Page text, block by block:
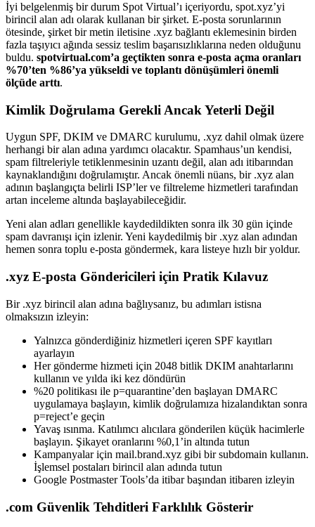
İyi belgelenmiş bir durum Spot Virtual’ı içeriyordu, spot.xyz’yi
birincil alan adı olarak kullanan bir şirket. E-posta sorunlarının
ötesinde, şirket bir metin iletisine .xyz bağlantı eklemesinin birden
fazla taşıyıcı ağında sessiz teslim başarısızlıklarına neden olduğunu
buldu. spotvirtual.com’a geçtikten sonra e-posta açma oranları
%70’ten %86’ya yükseldi ve toplantı dönüşümleri önemli
ölçüde arttı.
Kimlik Doğrulama Gerekli Ancak Yeterli Değil
Uygun SPF, DKIM ve DMARC kurulumu, .xyz dahil olmak üzere
herhangi bir alan adına yardımcı olacaktır. Spamhaus’un kendisi,
spam filtreleriyle tetiklenmesinin uzantı değil, alan adı itibarından
kaynaklandığını doğrulamıştır. Ancak önemli nüans, bir .xyz alan
adının başlangıçta belirli ISP’ler ve filtreleme hizmetleri tarafından
artan inceleme altında başlayabileceğidir.
Yeni alan adları genellikle kaydedildikten sonra ilk 30 gün içinde
spam davranışı için izlenir. Yeni kaydedilmiş bir .xyz alan adından
hemen sonra toplu e-posta göndermek, kara listeye hızlı bir yoldur.
.xyz E-posta Göndericileri için Pratik Kılavuz
Bir .xyz birincil alan adına bağlıysanız, bu adımları istisna
olmaksızın izleyin:
Yalnızca gönderdiğiniz hizmetleri içeren SPF kayıtları
ayarlayın
Her gönderme hizmeti için 2048 bitlik DKIM anahtarlarını
kullanın ve yılda iki kez döndürün
%20 politikası ile p=quarantine’den başlayan DMARC
uygulamaya başlayın, kimlik doğrulamıza hizalandıktan sonra
p=reject’e geçin
Yavaş ısınma. Katılımcı alıcılara gönderilen küçük hacimlerle
başlayın. Şikayet oranlarını %0,1’in altında tutun
Kampanyalar için mail.brand.xyz gibi bir subdomain kullanın.
İşlemsel postaları birincil alan adında tutun
Google Postmaster Tools’da itibar başından itibaren izleyin
.com Güvenlik Tehditleri Farklılık Gösterir